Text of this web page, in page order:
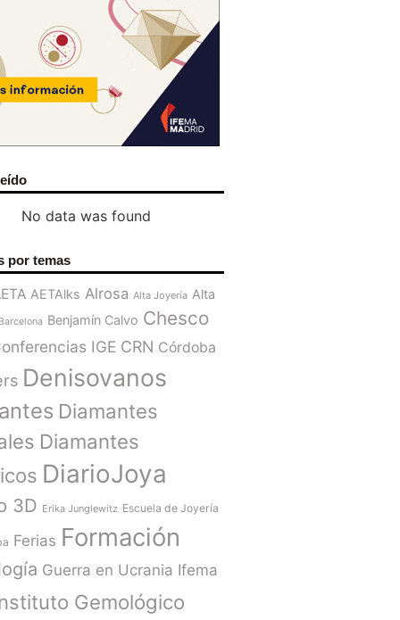
No data was found
por temas
AETAlks Alrosa Alta Joyería Alta
Benjamín Calvo Chesco
IGE CRN Córdoba
Denisovanos
Diamantes
Diamantes
DiarioJoya
3D Erika Junglewitz Escuela de Joyería
Ferias Formación
Guerra en Ucrania Ifema
Gemológico